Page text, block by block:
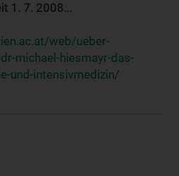
1. 7. 2008...
web/ueber-
michael-hiesmayr-das-
und-intensivmedizin/